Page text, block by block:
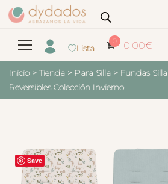
Lista
0 0.00€
Inicio > Tienda > Para Silla > Fundas Silla
Reversibles Colección Invierno
Save